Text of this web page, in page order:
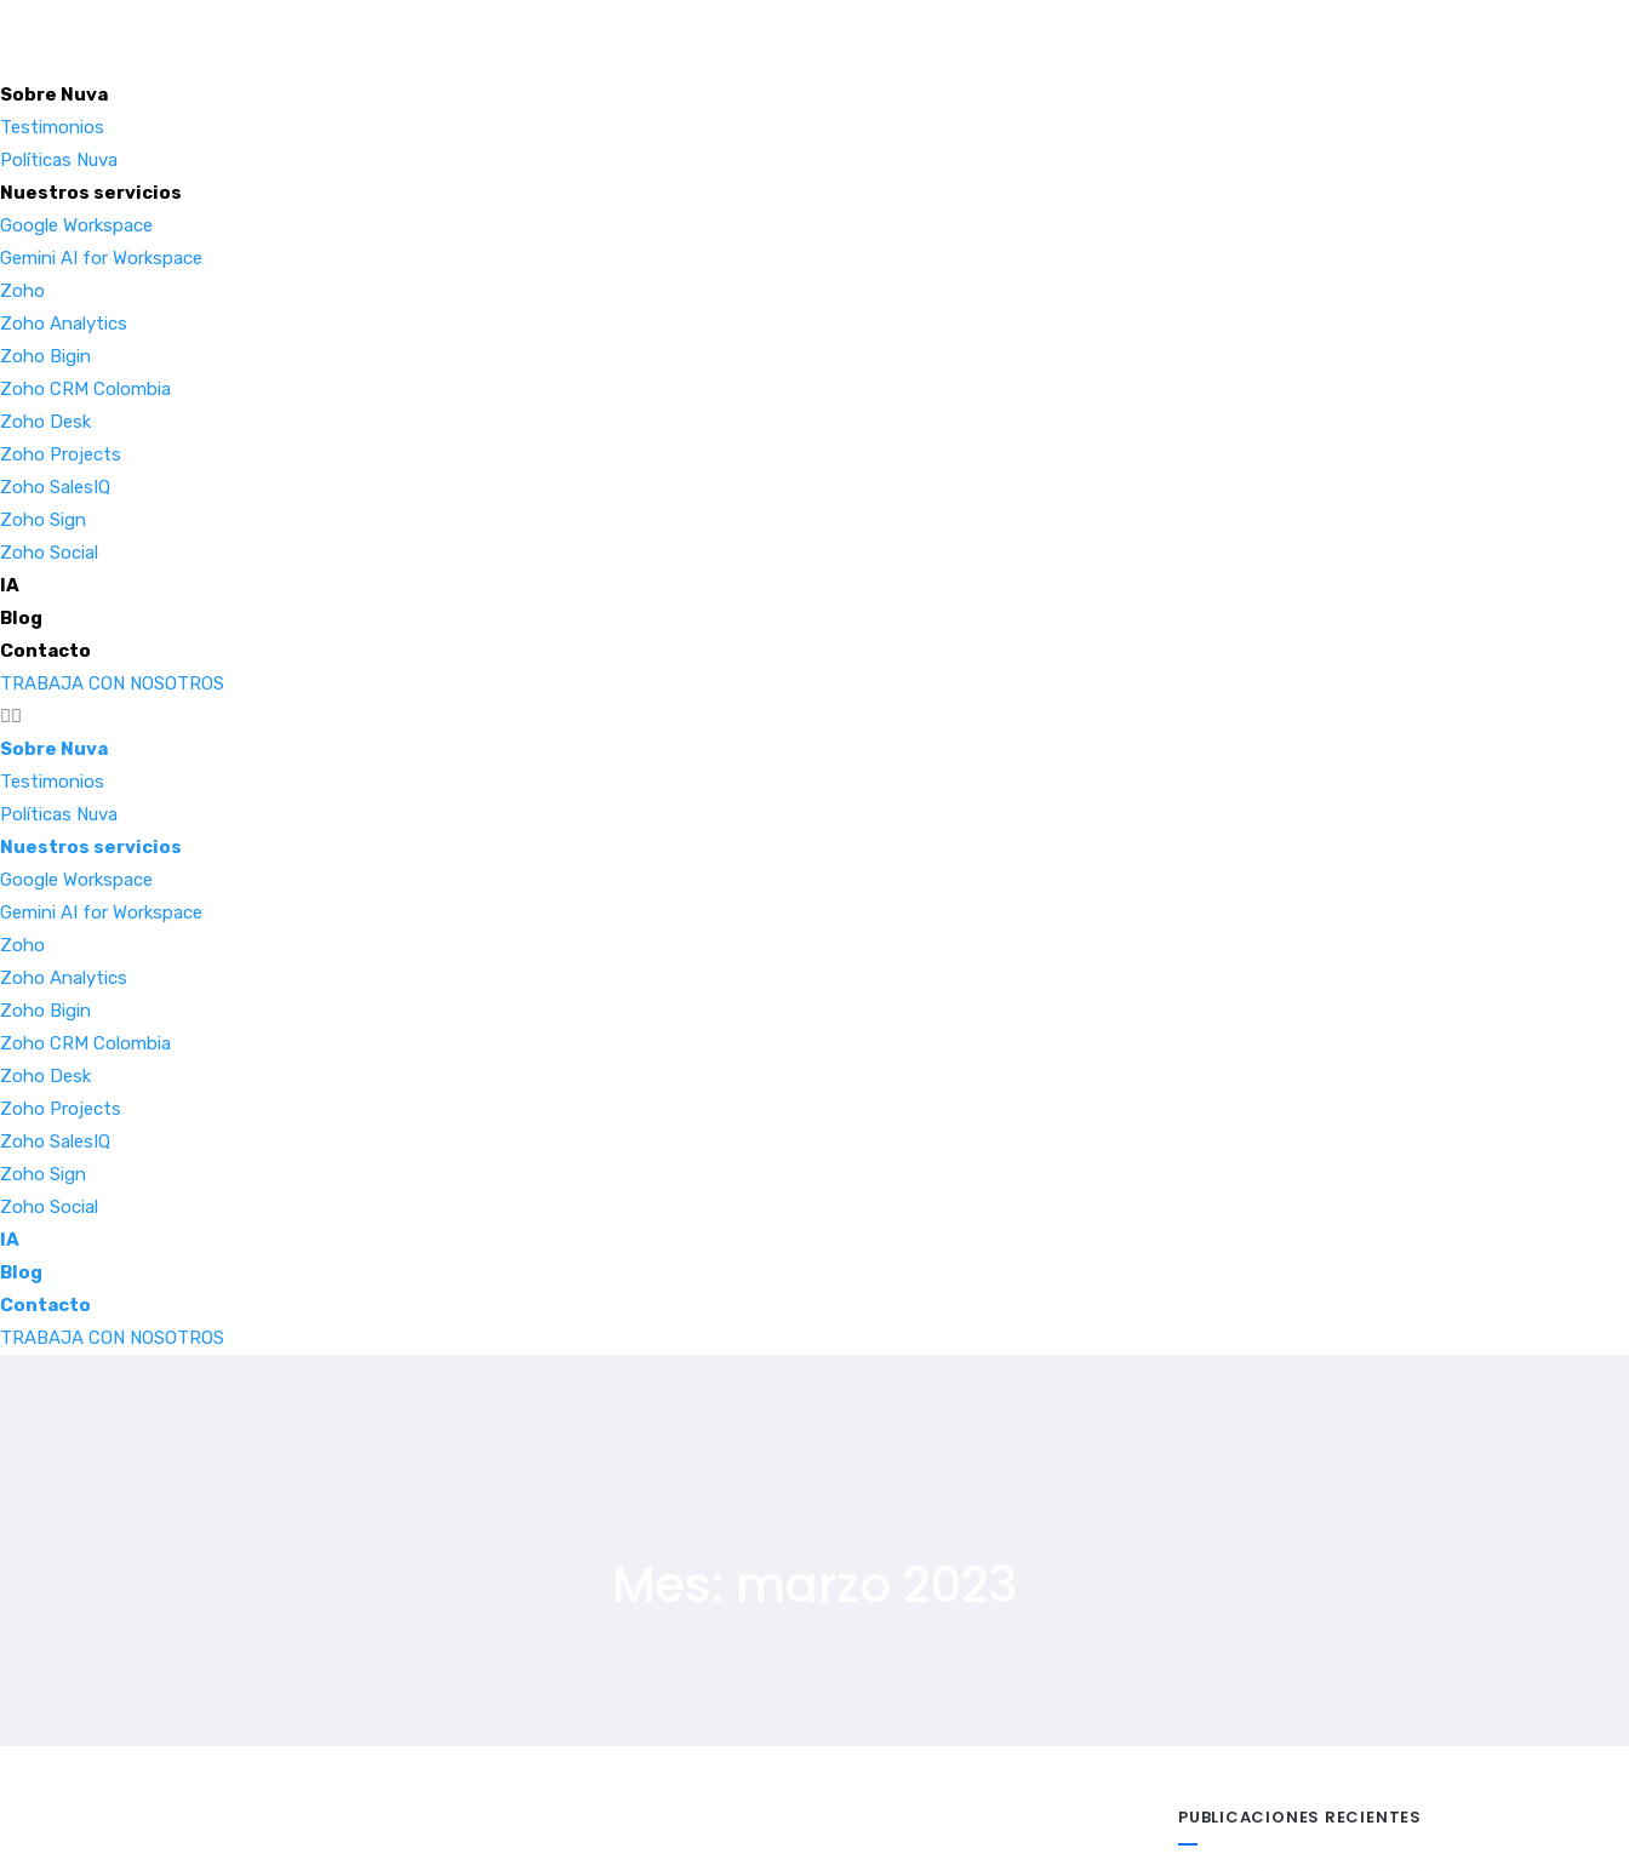
Sobre Nuva
Testimonios
Políticas Nuva
Nuestros servicios
Google Workspace
Gemini AI for Workspace
Zoho
Zoho Analytics
Zoho Bigin
Zoho CRM Colombia
Zoho Desk
Zoho Projects
Zoho SalesIQ
Zoho Sign
Zoho Social
IA
Blog
Contacto
TRABAJA CON NOSOTROS
Sobre Nuva
Testimonios
Políticas Nuva
Nuestros servicios
Google Workspace
Gemini AI for Workspace
Zoho
Zoho Analytics
Zoho Bigin
Zoho CRM Colombia
Zoho Desk
Zoho Projects
Zoho SalesIQ
Zoho Sign
Zoho Social
IA
Blog
Contacto
TRABAJA CON NOSOTROS
PUBLICACIONES RECIENTES